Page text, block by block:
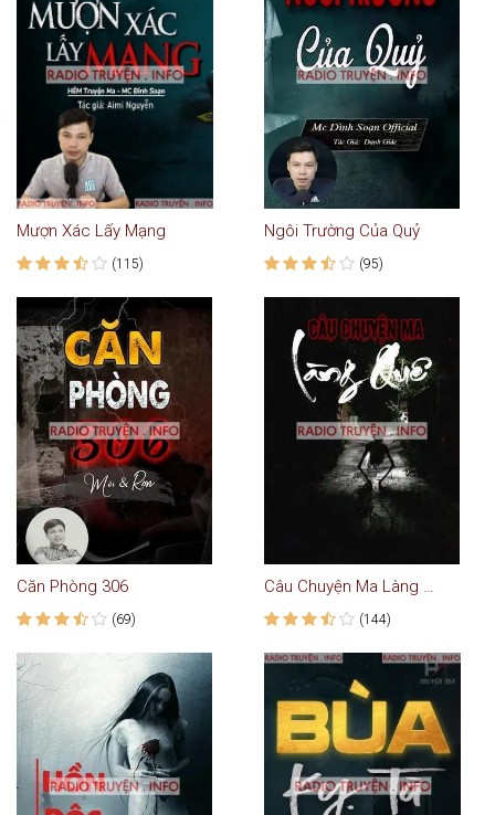
Mượn Xác Lấy Mạng
(115)
Ngôi Trường Của Quỷ
(95)
Căn Phòng 306
(69)
Câu Chuyện Ma Làng Quê
(144)